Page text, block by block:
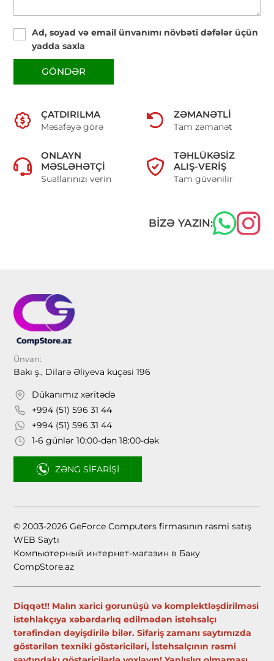
Ad, soyad və email ünvanımı növbəti dəfələr üçün
yadda saxla
GÖNDƏR
ÇATDIRILMA
Məsafəyə görə
ZƏMANƏTLI
Tam zəmanət
ONLAYN
MƏSLƏHƏTÇI
Suallarınızı verin
TƏHLÜKƏSIZ
ALIŞ-VERIŞ
Tam güvənilir
BIZƏ YAZIN:
Ünvan:
Bakı ş., Dilarə Əliyeva küçəsi 196
Dükanımız xəritədə
+994 (51) 596 31 44
+994 (51) 596 31 44
1-6 günlər 10:00-dən 18:00-dək
ZƏNG SIFARIŞI
© 2003-2026 GeForce Computers firmasının rəsmi satış
WEB Saytı
Компьютерный интернет-магазин в Баку
CompStore.az
Diqqət!! Malın xarici gorunüşü və komplektləşdirilməsi
istehlakçıya xəbərdarlıq edilmədən istehsalçı
tərəfindən dəyişdirilə bilər. Sifariş zamanı saytımızda
göstərilən texniki göstəriciləri, İstehsalçının rəsmi